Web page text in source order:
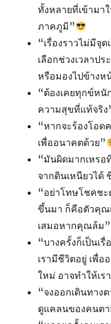
ทั้งหลายที่เข้ามา
ภาคภูมิ”
“เรื่องราวไม่มีจุ
เลือกช่วงเวลาป
หรือมองไปข้างห
“ต้องเคยทุกข์หนั
ความสุขที่แท้จริง
“หากจะร้องโอด
เพื่ออนาคตด้วย”
“มันผิดมากเหร
จากดินเหนียวได้
“อย่าโทษโชคชะ
ขึ้นมา ก็คือตัวคุณ
เสมอหากคุณล้ม”
“บางครั้งก็เป็นเรื่
เรามีชีวิตอยู่ เพื่อ
ใหม่ อาจทำให้เร
“จงออกเดินทาง
ดูแคลนของคนต